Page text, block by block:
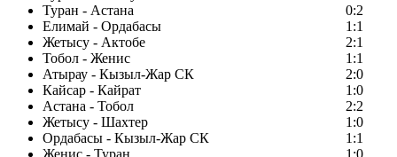
Туран - Астана
0:2
Елимай - Ордабасы
1:1
Жетысу - Актобе
2:1
Тобол - Женис
1:1
Атырау - Кызыл-Жар СК
2:0
Кайсар - Кайрат
1:0
Астана - Тобол
2:2
Жетысу - Шахтер
1:0
Ордабасы - Кызыл-Жар СК
1:1